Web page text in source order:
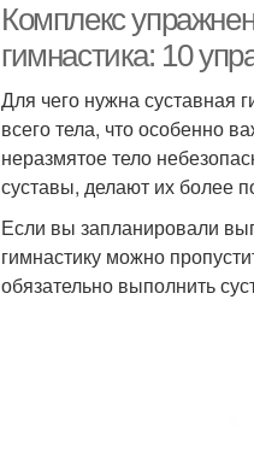
Комплекс
гимнастика: 10
Для чего нужна суставная
всего тела, что особенно
неразмятое тело
суставы, делают их более
Если вы запланировали
гимнастику можно
обязательно выполнить